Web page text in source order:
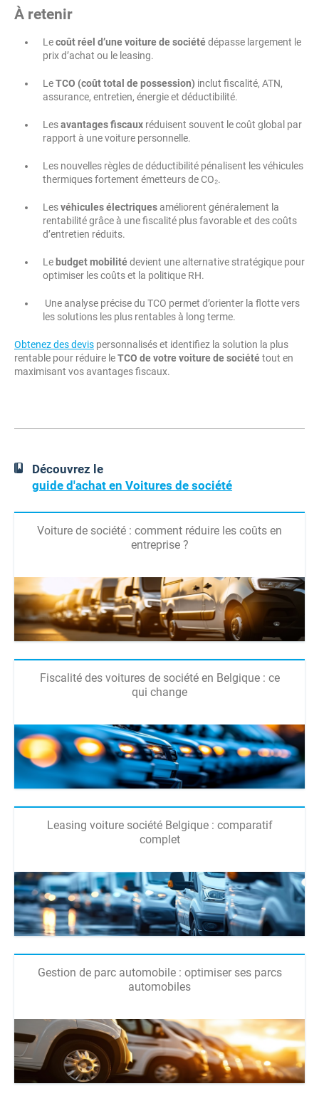
À retenir
Lecoût réel d’une voiture de sociétédépasse largement le
prix d’achat ou le leasing.
LeTCO (coût total de possession) inclut fiscalité, ATN,
assurance, entretien, énergie et déductibilité.
Lesavantages fiscaux réduisent souvent le coût global par
rapport à une voiture personnelle.
Les nouvelles règles de déductibilité pénalisent les véhicules
thermiques fortement émetteurs de CO₂.
Lesvéhicules électriquesaméliorent généralement la
rentabilité grâce à une fiscalité plus favorable et des coûts
d’entretien réduits.
Le budget mobilitédevient une alternative stratégique pour
optimiser les coûts et la politique RH.
Une analyse précise du TCO permet d’orienter la flotte vers
les solutions les plus rentables à long terme.
Obtenez des devis personnalisés et identifiez la solution la plus
rentable pour réduire leTCO de votre voiture de sociététout en
maximisant vos avantages fiscaux.
Découvrez le
guide d'achat en Voitures de société
Voiture de société : comment réduire les coûts en
entreprise ?
Fiscalité des voitures de société en Belgique : ce
qui change
Leasing voiture société Belgique : comparatif
complet
Gestion de parc automobile : optimiser ses parcs
automobiles